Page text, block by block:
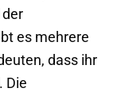
es mehrere
dass ihr
Die